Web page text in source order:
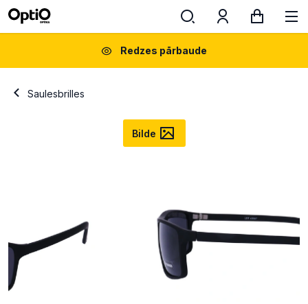
Redzes pārbaude
Saulesbrilles
Bilde